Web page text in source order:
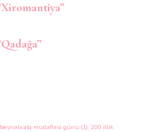
müdafiəsi günü (1) 200 illik